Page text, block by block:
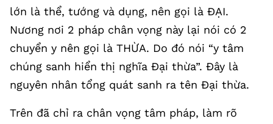
lớn là thể, tướng và dụng, nên gọi là ĐẠI.
Nương nơi 2 pháp chân vọng này lại nói có 2
chuyển y nên gọi là THỪA. Do đó nói “y tâm
chúng sanh hiển thị nghĩa Đại thừa”. Đây là
nguyên nhân tổng quát sanh ra tên Đại thừa.
Trên đã chỉ ra chân vọng tâm pháp, làm rõ